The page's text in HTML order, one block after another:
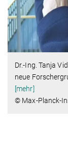
Dr.-Ing. Tanja
neue
[mehr]
© Max-Planck-